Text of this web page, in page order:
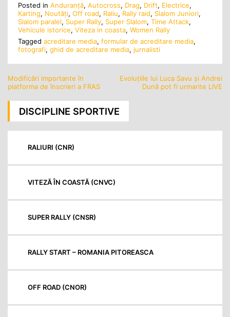
Posted in Anduranţă, Autocross, Drag, Drift, Electrice,
Karting, Noutăţi, Off road, Raliu, Rally raid, Slalom Juniori,
Slalom paralel, Super Rally, Super Slalom, Time Attack,
Vehicule istorice, Viteza in coasta, Women Rally
Tagged acreditare media, formular de acreditare media,
fotografi, ghid de acreditare media, jurnalisti
Navigare
articole
Modificări importante în
platforma de înscrieri a FRAS
Evoluţiile lui Luca Savu şi Andrei
Dună pot fi urmarite LIVE
DISCIPLINE SPORTIVE
RALIURI (CNR)
VITEZĂ ÎN COASTĂ (CNVC)
SUPER RALLY (CNSR)
RALLY START – ROMANIA PITOREASCA
OFF ROAD (CNOR)